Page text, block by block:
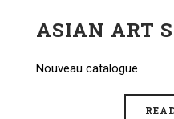
ASIAN ART
Nouveau catalogue